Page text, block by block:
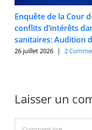
Enquête de la Cour
conflits d’intérêts
sanitaires: Audition
26 juillet 2026 | 2
Laisser un